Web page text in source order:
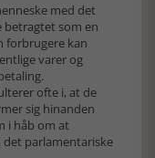
med det
betragtet som en
forbrugere kan
varer og
ofte i, at de
sig hinanden
i håb om at
parlamentariske